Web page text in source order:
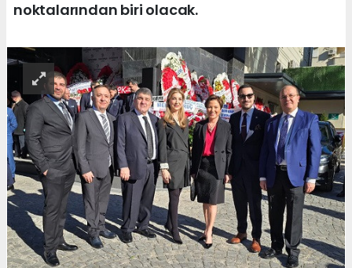
noktalarından biri olacak.